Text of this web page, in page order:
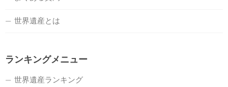
世界遺産とは
ランキングメニュー
世界遺産ランキング